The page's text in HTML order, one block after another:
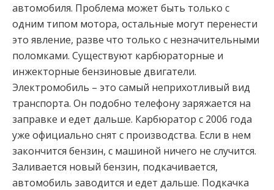
автомобиля. Проблема может быть только с
одним типом мотора, остальные могут перенести
это явление, разве что только с незначительными
поломками. Существуют карбюраторные и
инжекторные бензиновые двигатели.
Электромобиль – это самый неприхотливый вид
транспорта. Он подобно телефону заряжается на
заправке и едет дальше. Карбюратор с 2006 года
уже официально снят с производства. Если в нем
закончится бензин, с машиной ничего не случится.
Заливается новый бензин, подкачивается,
автомобиль заводится и едет дальше. Подкачка